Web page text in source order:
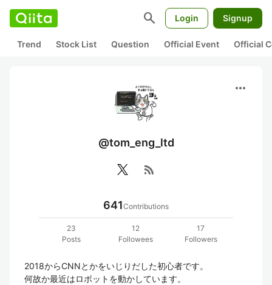
search Login Signup
Trend Stock List Question Official Event Official
more_horiz
@tom_eng_ltd
rss_feed
641Contributions
23
Posts
12
Followees
17
Followers
2018からCNNとかをいじりだした初心者です。
何故か最近はロボットを動かしています。